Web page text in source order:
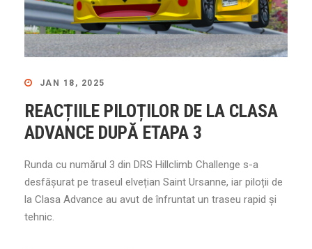
JAN 18, 2025
REACȚIILE PILOȚILOR DE LA CLASA
ADVANCE DUPĂ ETAPA 3
Runda cu numărul 3 din DRS Hillclimb Challenge s-a
desfășurat pe traseul elvețian Saint Ursanne, iar piloții de
la Clasa Advance au avut de înfruntat un traseu rapid și
tehnic.